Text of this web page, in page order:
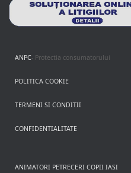
ANPC- Protectia consumatorului
POLITICA COOKIE
TERMENI SI CONDITII
CONFIDENTIALITATE
ANIMATORI PETRECERI COPII IASI